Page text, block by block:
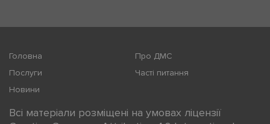
Головна
Про ДМС
Послуги
Часті питання
Новини
Всі матеріали розміщені на умовах ліцензії